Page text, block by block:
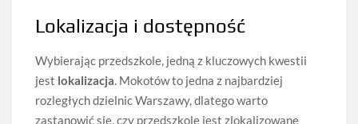
Lokalizacja i dostępność
Wybierając przedszkole, jedną z kluczowych kwestii
jest lokalizacja. Mokotów to jedna z najbardziej
rozległych dzielnic Warszawy, dlatego warto
zastanowić się, czy przedszkole jest zlokalizowane